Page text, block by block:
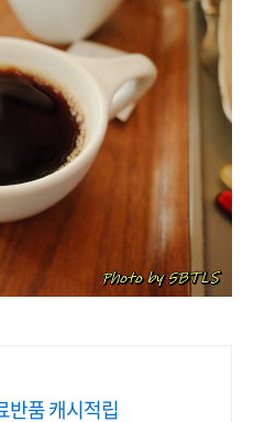
반품 캐시적립